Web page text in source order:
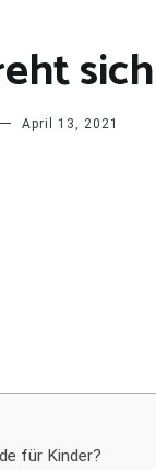
April 13, 2021
für Kinder?